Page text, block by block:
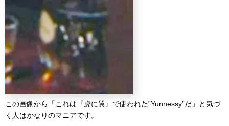
この画像から「これは『虎に翼』で使われた”Yunnessy”だ」と気づ
く人はかなりのマニアです。